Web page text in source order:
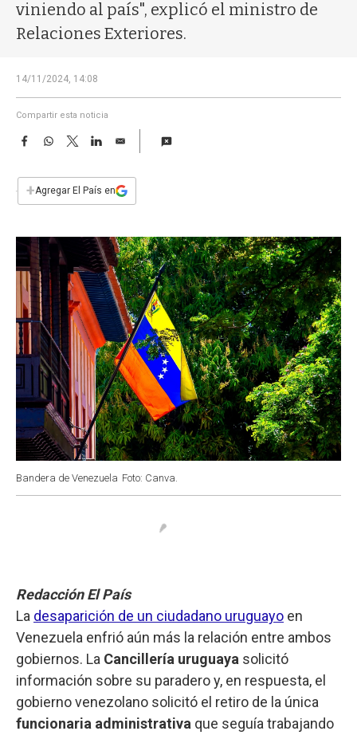
viniendo al país", explicó el ministro de
Relaciones Exteriores.
14/11/2024, 14:08
Compartir esta noticia
F
e
b
k
W
s
p
T
w
t
L
n
E
i
l
+Agregar El País en
Bandera de Venezuela Foto: Canva.
Redacción El País
La desaparición de un ciudadano uruguayo en
Venezuela enfrió aún más la relación entre ambos
gobiernos. La Cancillería uruguaya solicitó
información sobre su paradero y, en respuesta, el
gobierno venezolano solicitó el retiro de la única
funcionaria administrativa que seguía trabajando